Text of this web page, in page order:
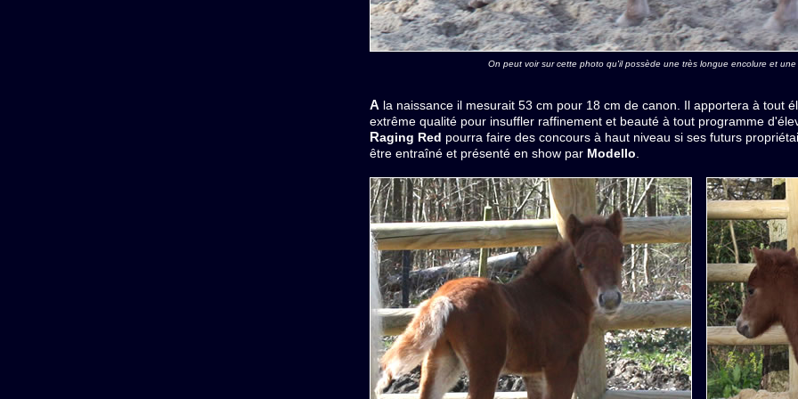
On peut voir sur cette photo qu'il possède une très longue encolure et
A la naissance il mesurait 53 cm pour 18 cm de canon. Il apportera à tout éleveur son sang, sa couleur et son
extrême qualité pour insuffler raffinement et beauté à tout programme
Raging Red pourra faire des concours à haut niveau si ses futurs
être entraîné et présenté en show par Modello